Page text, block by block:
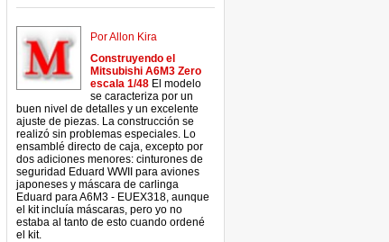
Por Allon Kira
Construyendo el
Mitsubishi A6M3 Zero
escala 1/48 El modelo
se caracteriza por un
buen nivel de detalles y un excelente
ajuste de piezas. La construcción se
realizó sin problemas especiales. Lo
ensamblé directo de caja, excepto por
dos adiciones menores: cinturones de
seguridad Eduard WWII para aviones
japoneses y máscara de carlinga
Eduard para A6M3 - EUEX318, aunque
el kit incluía máscaras, pero yo no
estaba al tanto de esto cuando ordené
el kit.